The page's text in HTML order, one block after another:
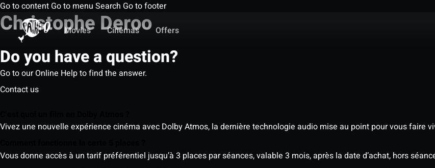
Go to content Go to menu Search Go to footer
Movies
Cinemas Offers
Christophe Deroo
Do you have a question?
Go to our Online Help to find the answer.
Contact us
Vivez une nouvelle expérience cinéma avec Dolby Atmos, la dernière technologie audio mise au point pour vous faire
Vous donne accès à un tarif préférentiel jusqu’à 3 places par séances, valable 3 mois, après la date d’achat, hors